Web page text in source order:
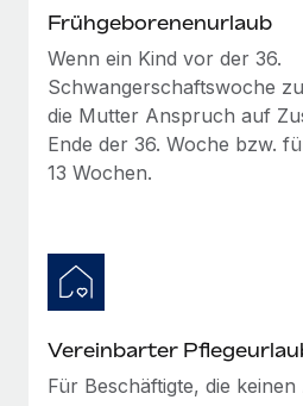
Frühgeborenenurlaub
Wenn ein Kind vor der 36.
Schwangerschaftswoche
die Mutter Anspruch auf
Ende der 36. Woche bzw.
13 Wochen.
Vereinbarter
Für Beschäftigte, die